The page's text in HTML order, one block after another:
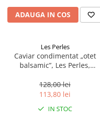
ADAUGA IN COS
Les Perles
Caviar condimentat „otet
balsamic”, Les Perles,
sferice, 200 g
128,00 lei
113,80 lei
IN STOC